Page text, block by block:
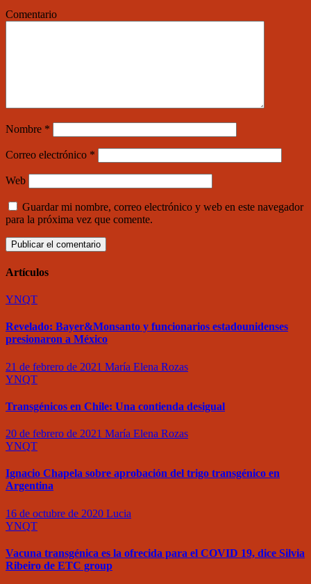
Comentario
Nombre *
Correo electrónico *
Web
Guardar mi nombre, correo electrónico y web en este navegador
para la próxima vez que comente.
Artículos
YNQT
Revelado: Bayer&Monsanto y funcionarios estadounidenses
presionaron a México
21 de febrero de 2021 María Elena Rozas
YNQT
Transgénicos en Chile: Una contienda desigual
20 de febrero de 2021 María Elena Rozas
YNQT
Ignacio Chapela sobre aprobación del trigo transgénico en
Argentina
16 de octubre de 2020 Lucia
YNQT
Vacuna transgénica es la ofrecida para el COVID 19, dice Silvia
Ribeiro de ETC group